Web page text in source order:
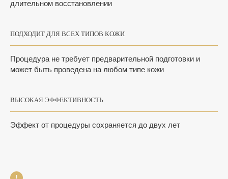
длительном восстановлении
ПОДХОДИТ ДЛЯ ВСЕХ ТИПОВ КОЖИ
Процедура не требует предварительной подготовки и
может быть проведена на любом типе кожи
ВЫСОКАЯ ЭФФЕКТИВНОСТЬ
Эффект от процедуры сохраняется до двух лет